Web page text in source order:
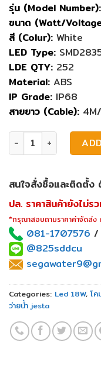
รุ่น (Model Number):
ขนาด (Watt/
สี (Colur): White
LED Type:
LDE QTY: 252
Material: ABS
IP Grade: IP68
สายยาว (Cable):
ไฟสระว่ายน้ำ Jesta
สนใจสั่งซื้อและติดตั้ง
ปล. ราคาสินค้ายังไม่ร
*กรุณาสอบถามราคาค่าจัดส่ง
081-1707576 /
@825sddcu
Categories: Led 18W,โ
ว่ายน้ำ jesta